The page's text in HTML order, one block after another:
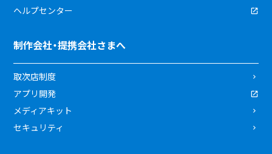
ヘルプセンター
制作会社・提携会社さまへ
取次店制度
アプリ開発
メディアキット
セキュリティ